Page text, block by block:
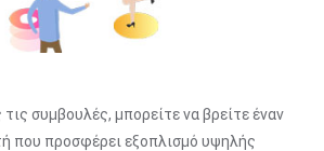
συμβουλές, μπορείτε να βρείτε έναν
που προσφέρει εξοπλισμό υψηλής